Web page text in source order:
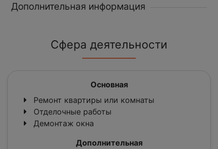
Дополнительная информация
Сфера деятельности
Основная
Ремонт квартиры или комнаты
Отделочные работы
Демонтаж окна
Дополнительная